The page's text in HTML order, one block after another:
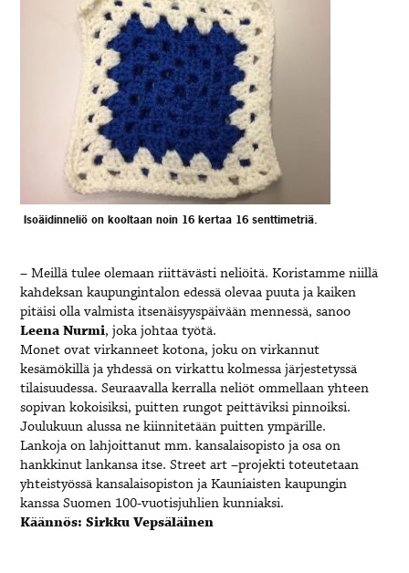
Isoäidinneliö on kooltaan noin 16 kertaa 16 senttimetriä.
– Meillä tulee olemaan riittävästi neliöitä. Koristamme niillä
kahdeksan kaupungintalon edessä olevaa puuta ja kaiken
pitäisi olla valmista itsenäisyyspäivään mennessä, sanoo
Leena Nurmi, joka johtaa työtä.
Monet ovat virkanneet kotona, joku on virkannut
kesämökillä ja yhdessä on virkattu kolmessa järjestetyssä
tilaisuudessa. Seuraavalla kerralla neliöt ommellaan yhteen
sopivan kokoisiksi, puitten rungot peittäviksi pinnoiksi.
Joulukuun alussa ne kiinnitetään puitten ympärille.
Lankoja on lahjoittanut mm. kansalaisopisto ja osa on
hankkinut lankansa itse. Street art –projekti toteutetaan
yhteistyössä kansalaisopiston ja Kauniaisten kaupungin
kanssa Suomen 100-vuotisjuhlien kunniaksi.
Käännös: Sirkku Vepsäläinen